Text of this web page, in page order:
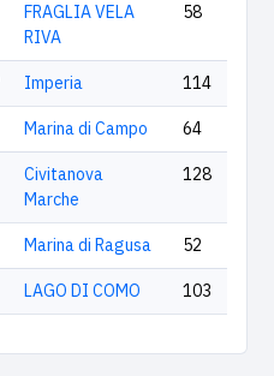
FRAGLIA VELA
RIVA
58
Imperia 114
Marina di Campo 64
Civitanova
Marche
128
Marina di Ragusa 52
LAGO DI COMO 103